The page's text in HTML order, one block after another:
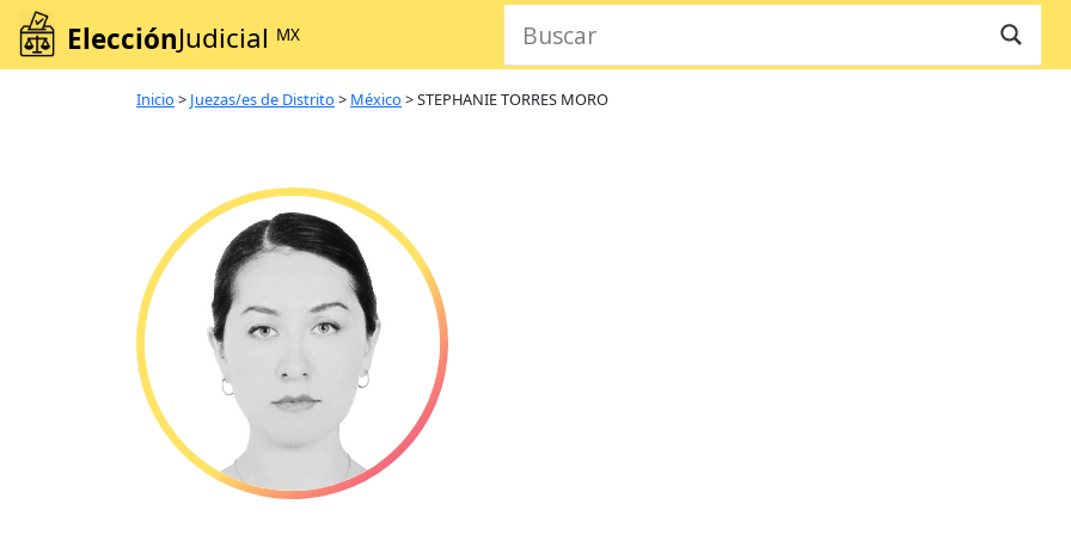
ElecciónJudicial MX
Inicio > Juezas/es de Distrito > México >STEPHANIE TORRES MORO